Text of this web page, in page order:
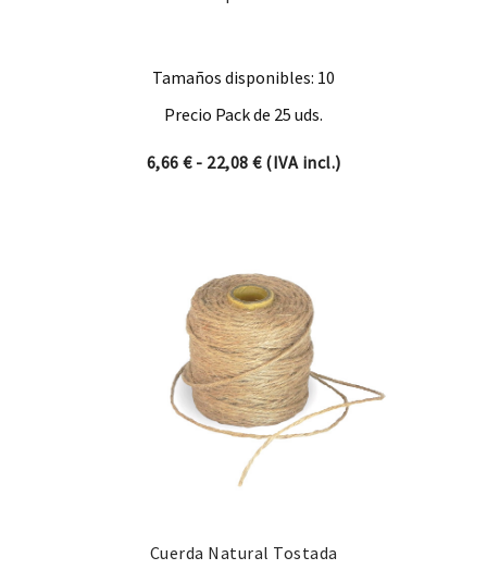
Tamaños disponibles: 10
Precio Pack de 25 uds.
6,66 € - 22,08 €Rango de precios: desde
(IVA incl.)
Cuerda Natural Tostada